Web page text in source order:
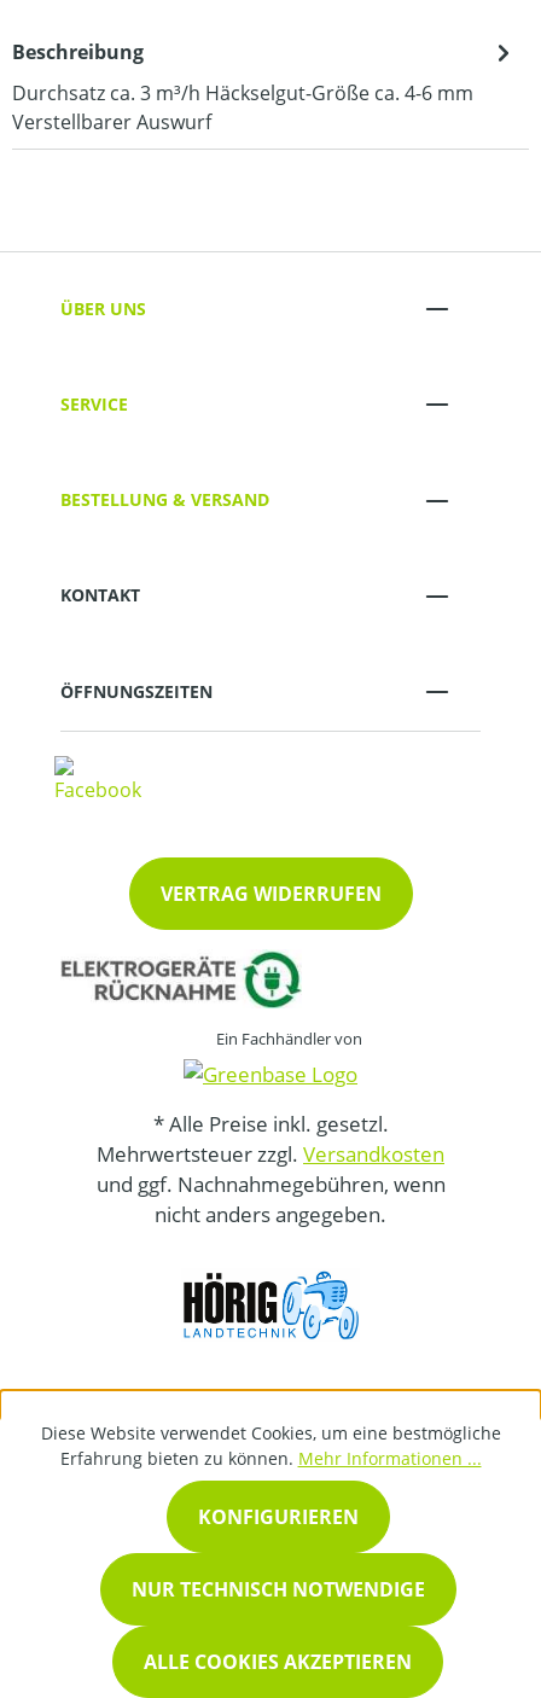
Beschreibung
Durchsatz ca. 3 m³/h Häckselgut-Größe ca. 4-6 mm
Verstellbarer Auswurf
ÜBER UNS
SERVICE
BESTELLUNG & VERSAND
KONTAKT
ÖFFNUNGSZEITEN
VERTRAG WIDERRUFEN
Ein Fachhändler von
* Alle Preise inkl. gesetzl.
Mehrwertsteuer zzgl. Versandkosten
und ggf. Nachnahmegebühren, wenn
nicht anders angegeben.
Diese Website verwendet Cookies, um eine bestmögliche
Erfahrung bieten zu können. Mehr Informationen ...
NUR TECHNISCH NOTWENDIGE
KONFIGURIEREN
ALLE COOKIES AKZEPTIEREN